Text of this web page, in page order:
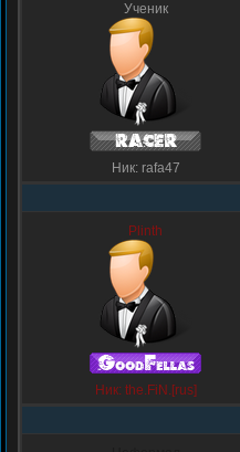
Ученик
Ник: rafa47
Plinth
Ник: the.FiN.[rus]